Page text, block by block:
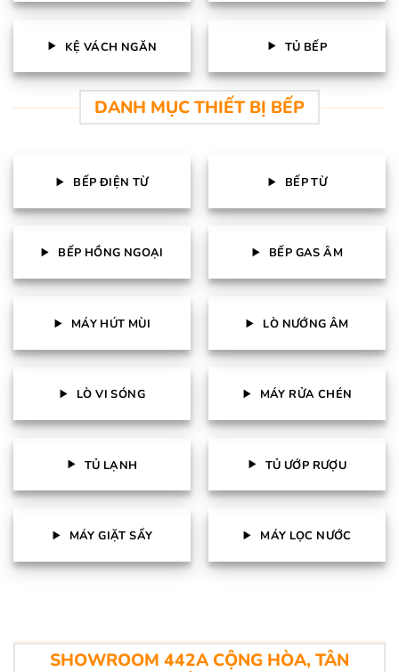
KỆ VÁCH NGĂN TỦ BẾP
DANH MỤC THIẾT BỊ BẾP
BẾP ĐIỆN TỪ BẾP TỪ
BẾP HỒNG NGOẠI BẾP GAS ÂM
MÁY HÚT MÙI LÒ NƯỚNG ÂM
LÒ VI SÓNG MÁY RỬA CHÉN
TỦ LẠNH TỦ ƯỚP RƯỢU
MÁY GIẶT SẤY MÁY LỌC NƯỚC
SHOWROOM 442A CỘNG HÒA, TÂN